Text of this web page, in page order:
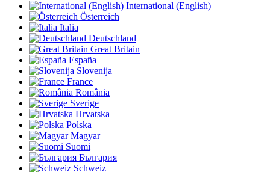
International (English)
Österreich
Italia
Deutschland
Great Britain
España
Slovenija
France
România
Sverige
Hrvatska
Polska
Magyar
Suomi
България
Schweiz